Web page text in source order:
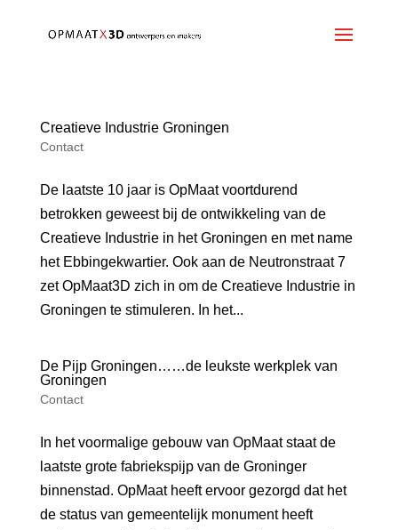
Creatieve Industrie Groningen
Contact
De laatste 10 jaar is OpMaat voortdurend
betrokken geweest bij de ontwikkeling van de
Creatieve Industrie in het Groningen en met name
het Ebbingekwartier. Ook aan de Neutronstraat 7
zet OpMaat3D zich in om de Creatieve Industrie in
Groningen te stimuleren. In het...
De Pijp Groningen……de leukste werkplek van
Groningen
Contact
In het voormalige gebouw van OpMaat staat de
laatste grote fabriekspijp van de Groninger
binnenstad. OpMaat heeft ervoor gezorgd dat het
de status van gemeentelijk monument heeft